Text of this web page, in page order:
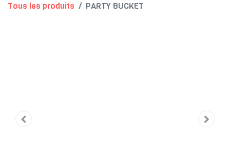
Tous les produits PARTY BUCKET